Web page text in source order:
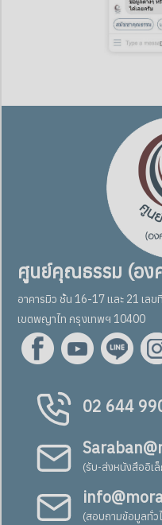
ศูนย์คุณธรรม (อง
อาคารมิว ชั้น 16-17 และ 21 เล
เขตพญาไท กรุงเทพฯ 10400
02 644
(รับ-ส่งหนังสืออิเ
(สอบถามข้อมูลทั่ว